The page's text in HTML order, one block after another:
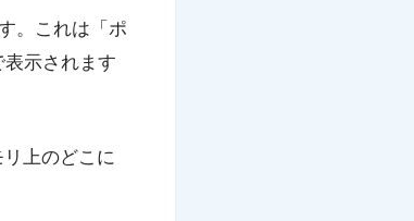
。これは「ポ
示されます
上のどこに